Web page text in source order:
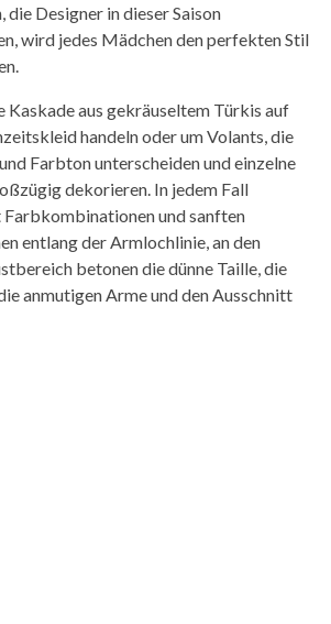
Designer in dieser Saison
wird jedes Mädchen den perfekten Stil
Kaskade aus gekräuseltem Türkis auf
handeln oder um Volants, die
Farbton unterscheiden und einzelne
dekorieren. In jedem Fall
Farbkombinationen und sanften
entlang der Armlochlinie, an den
betonen die dünne Taille, die
anmutigen Arme und den Ausschnitt